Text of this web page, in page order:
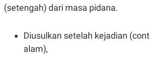
(setengah) dari masa pidana.
Diusulkan setelah kejadian
alam),